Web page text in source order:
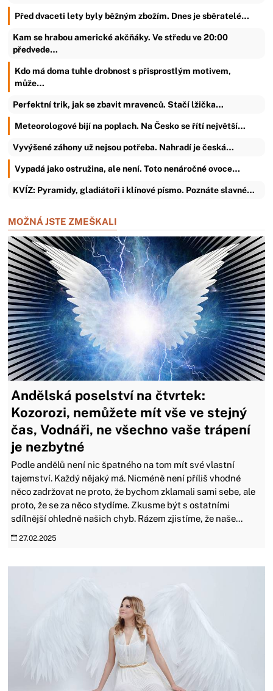
Před dvaceti lety byly běžným zbožím. Dnes je sběratelé…
Kam se hrabou americké akčňáky. Ve středu ve 20:00
předvede…
Kdo má doma tuhle drobnost s přisprostlým motivem,
může…
Perfektní trik, jak se zbavit mravenců. Stačí lžička…
Meteorologové bijí na poplach. Na Česko se řítí největší…
Vyvýšené záhony už nejsou potřeba. Nahradí je česká…
Vypadá jako ostružina, ale není. Toto nenáročné ovoce…
KVÍZ: Pyramidy, gladiátoři i klínové písmo. Poznáte slavné…
MOŽNÁ JSTE ZMEŠKALI
Andělská poselství na čtvrtek:
Kozorozi, nemůžete mít vše ve stejný
čas, Vodnáři, ne všechno vaše trápení
je nezbytné
Podle andělů není nic špatného na tom mít své vlastní
tajemství. Každý nějaký má. Nicméně není příliš vhodné
něco zadržovat ne proto, že bychom zklamali sami sebe, ale
proto, že se za něco stydíme. Zkusme být s ostatními
sdílnější ohledně našich chyb. Rázem zjistíme, že naše...
27.02.2025